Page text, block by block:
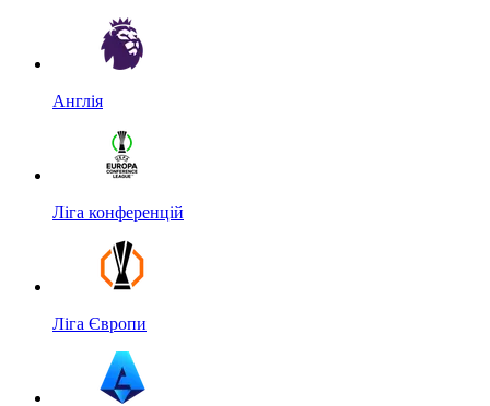
Англія
Ліга конференцій
Ліга Європи